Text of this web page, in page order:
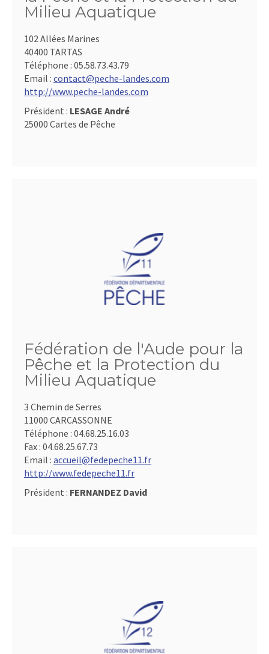
Milieu Aquatique
102 Allées Marines
40400 TARTAS
Téléphone : 05.58.73.43.79
Email : contact@peche-landes.com
http://www.peche-landes.com
Président : LESAGE André
25000 Cartes de Pêche
Fédération de l'Aude pour la
Pêche et la Protection du
Milieu Aquatique
3 Chemin de Serres
11000 CARCASSONNE
Téléphone : 04.68.25.16.03
Fax : 04.68.25.67.73
Email : accueil@fedepeche11.fr
http://www.fedepeche11.fr
Président : FERNANDEZ David